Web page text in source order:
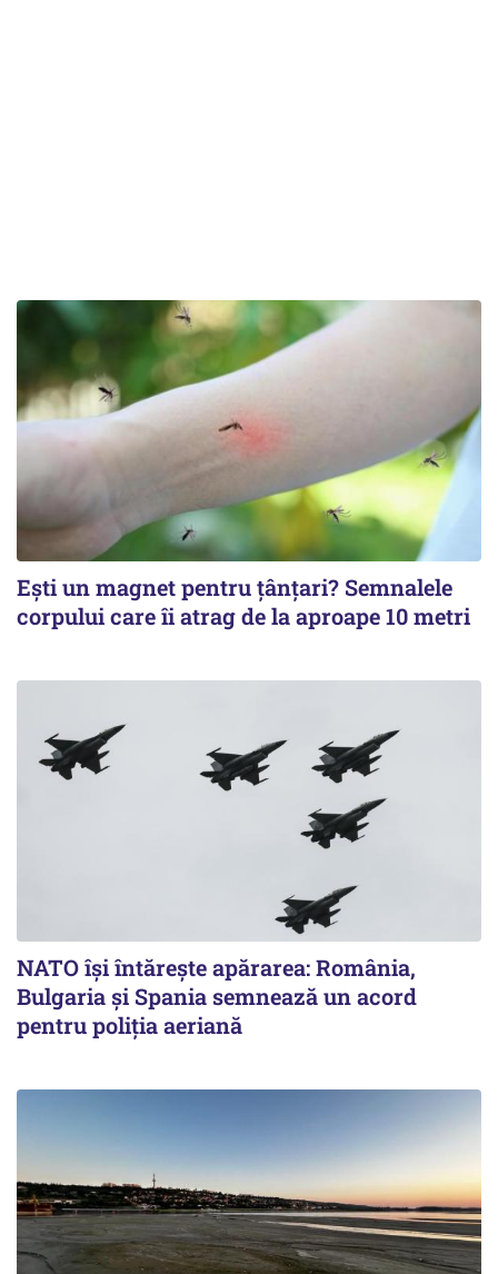
Ești un magnet pentru țânțari? Semnalele
corpului care îi atrag de la aproape 10 metri
NATO își întărește apărarea: România,
Bulgaria și Spania semnează un acord
pentru poliția aeriană